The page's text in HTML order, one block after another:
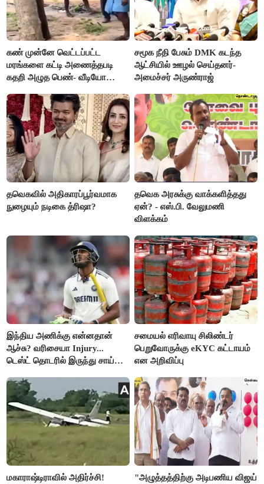
கண் முன்னே வெட்டப்பட்ட
மரங்களை கட்டி அணைத்தபடி
கதறி அழுத பெண்- வீடியோ
சமூக நீதி பேசும் DMK கடந்த
ஆட்சியில் ஊழல் செய்தனர்-
அமைச்சர் அருண்ராஜ்
தவெகவில் அதிகாரப்பூர்வமாக
நுழையும் நடிகை த்ரிஷா?
தவெக அரசுக்கு வாக்களித்தது
ஏன்? - எஸ்.பி. வேலுமணி
விளக்கம்
இந்திய அணிக்கு என்னதான்
ஆச்சு? வரிசையா Injury...
டெஸ்ட் தொடரில் இருந்து சாய்
சமையல் எரிவாயு சிலிண்டர்
பெறுவோருக்கு eKYC கட்டாயம்
என அறிவிப்பு
மகாராஷ்டிராவில் அதிர்ச்சி!
"அழுத்தத்திற்கு அடிபணிய விஜய்